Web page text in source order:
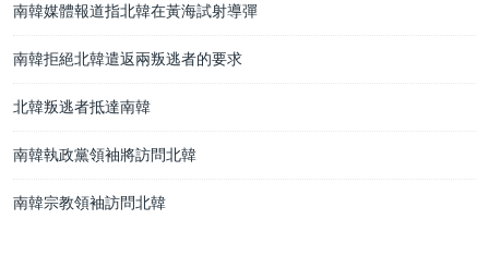
南韓媒體報道指北韓在黃海試射導彈
南韓拒絕北韓遣返兩叛逃者的要求
北韓叛逃者抵達南韓
南韓執政黨領袖將訪問北韓
南韓宗教領袖訪問北韓